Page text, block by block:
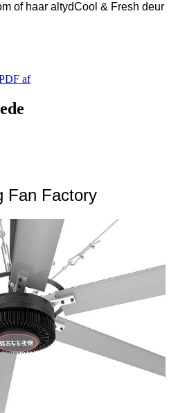
of haar altydCool & Fresh deur
af
Fan Factory